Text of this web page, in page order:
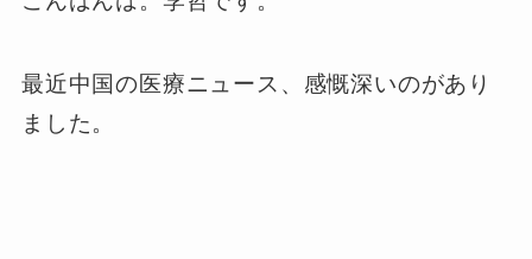
最近中国の医療ニュース、感慨深いのがあり
ました。